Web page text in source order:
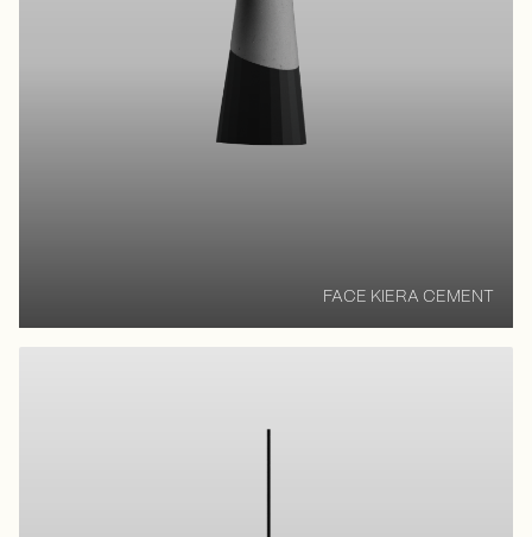
FACE KIERA CEMENT